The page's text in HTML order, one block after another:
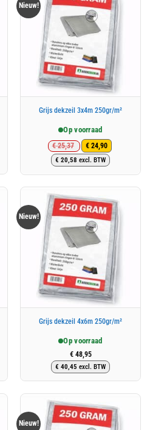
Nieuw!
Grijs dekzeil 3x4m 250gr/m²
Op voorraad
€25,37
Oorspronkelijke
prijs
was:
€ 24,90
Huidige
prijs
is:
€ 20,58 excl. BTW
Nieuw!
Grijs dekzeil 4x6m 250gr/m²
Op voorraad
€48,95
€ 40,45 excl. BTW
Nieuw!